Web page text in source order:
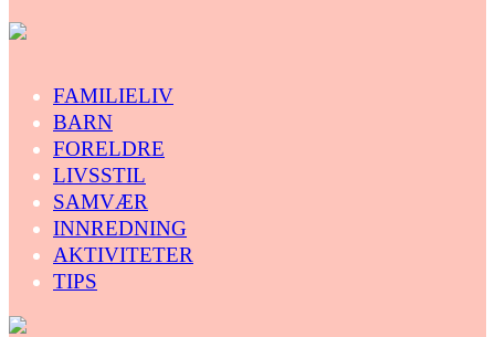
FAMILIELIV
BARN
FORELDRE
LIVSSTIL
SAMVÆR
INNREDNING
AKTIVITETER
TIPS